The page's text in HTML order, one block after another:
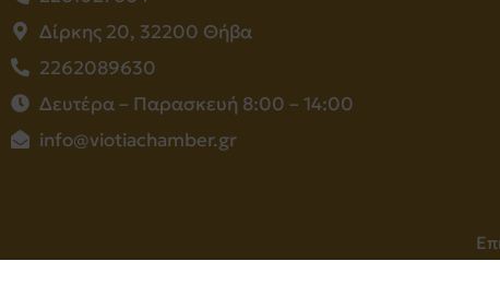
Δίρκης 20, 32200 Θήβα
2262089630
Δευτέρα – Παρασκευή 8:00 – 14:00
info@viotiachamber.gr